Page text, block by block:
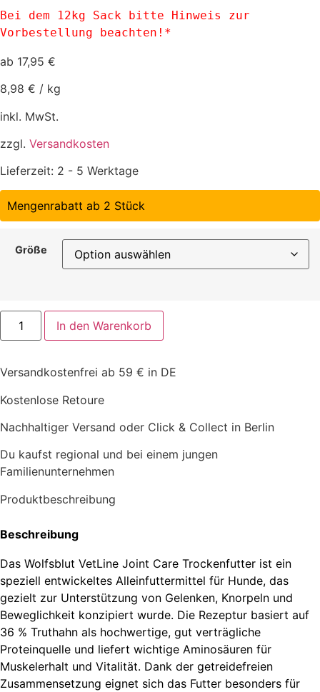
Bei dem 12kg Sack bitte Hinweis zur
Vorbestellung beachten!*
ab 17,95 €
8,98 € / kg
inkl. MwSt.
zzgl. Versandkosten
Lieferzeit: 2 - 5 Werktage
Mengenrabatt ab 2 Stück
Größe
Wolfsblut
VetLine
Menge
In den Warenkorb
Versandkostenfrei ab 59 € in DE
Kostenlose Retoure
Nachhaltiger Versand oder Click & Collect in Berlin
Du kaufst regional und bei einem jungen
Familienunternehmen
Produktbeschreibung
Beschreibung
Das Wolfsblut VetLine Joint Care Trockenfutter ist ein
speziell entwickeltes Alleinfuttermittel für Hunde, das
gezielt zur Unterstützung von Gelenken, Knorpeln und
Beweglichkeit konzipiert wurde. Die Rezeptur basiert auf
36 % Truthahn als hochwertige, gut verträgliche
Proteinquelle und liefert wichtige Aminosäuren für
Muskelerhalt und Vitalität. Dank der getreidefreien
Zusammensetzung eignet sich das Futter besonders für